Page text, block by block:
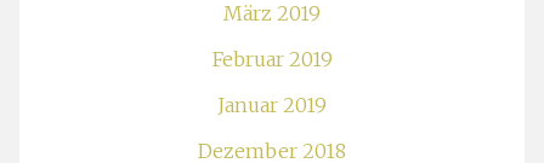
März 2019
Februar 2019
Januar 2019
Dezember 2018